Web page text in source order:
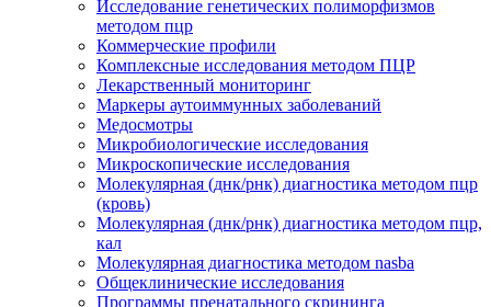
Исследование генетических полиморфизмов
методом пцр
Коммерческие профили
Комплексные исследования методом ПЦР
Лекарственный мониторинг
Маркеры аутоиммунных заболеваний
Медосмотры
Микробиологические исследования
Микроскопические исследования
Молекулярная (днк/рнк) диагностика методом пцр
(кровь)
Молекулярная (днк/рнк) диагностика методом пцр,
кал
Молекулярная диагностика методом nasba
Общеклинические исследования
Программы пренатального скрининга